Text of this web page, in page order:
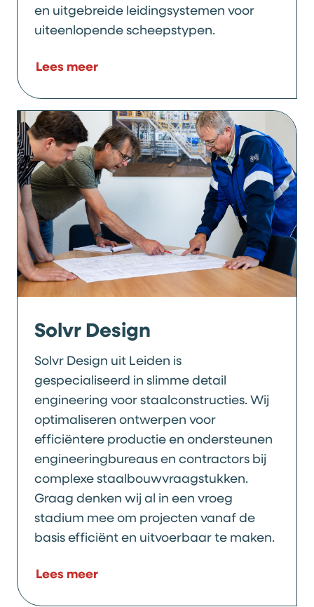
en uitgebreide leidingsystemen voor
uiteenlopende scheepstypen.
Lees meer
Solvr Design
Solvr Design uit Leiden is
gespecialiseerd in slimme detail
engineering voor staalconstructies. Wij
optimaliseren ontwerpen voor
efficiëntere productie en ondersteunen
engineeringbureaus en contractors bij
complexe staalbouwvraagstukken.
Graag denken wij al in een vroeg
stadium mee om projecten vanaf de
basis efficiënt en uitvoerbaar te maken.
Lees meer